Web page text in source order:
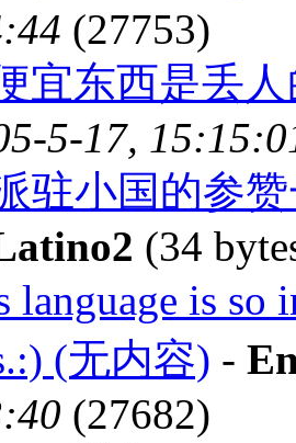
(27753)
宜东西是丢
5-17,
驻小国的参
(34
language is so
(无内容) -
(27682)